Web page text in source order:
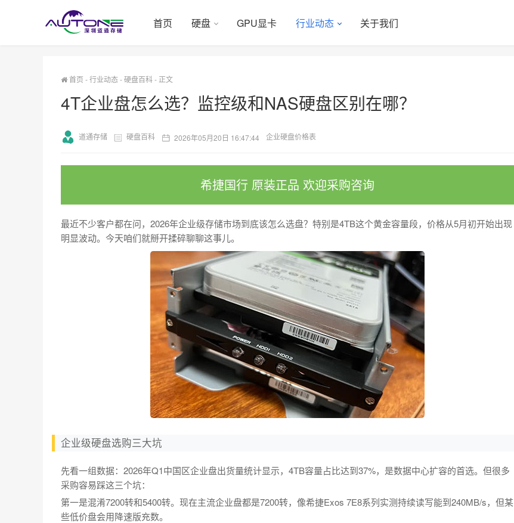
首页 硬盘 GPU显卡 行业动态 关于我们
首页 -行业动态-硬盘百科- 正文
4T企业盘怎么选？监控级和NAS硬盘区别在哪？
道通存储 硬盘百科 2026年05月20日 16:47:44 企业硬盘价格表
希捷国行 原装正品 欢迎采购咨询
最近不少客户都在问，2026年企业级存储市场到底该怎么选盘？特别是4TB这个黄金容量段，价格从5月初开始出现
明显波动。今天咱们就掰开揉碎聊聊这事儿。
企业级硬盘选购三大坑
先看一组数据：2026年Q1中国区企业盘出货量统计显示，4TB容量占比达到37%，是数据中心扩容的首选。但很多
采购容易踩这三个坑：
第一是混淆7200转和5400转。现在主流企业盘都是7200转，像希捷Exos 7E8系列实测持续读写能到240MB/s，但某
些低价盘会用降速版充数。